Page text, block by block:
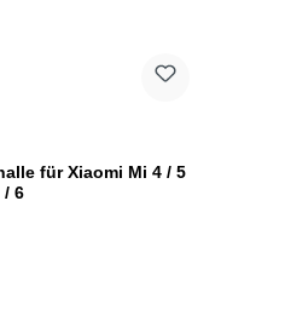
für Xiaomi Mi 4 / 5
/ 6